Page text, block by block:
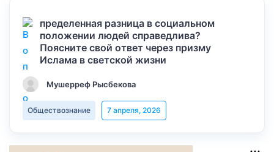
пределенная разница в социальном
положении людей справедлива?
Поясните свой ответ через призму
Ислама в светской жизни
Мушерреф Рысбекова
Обществознание 7 апреля, 2026